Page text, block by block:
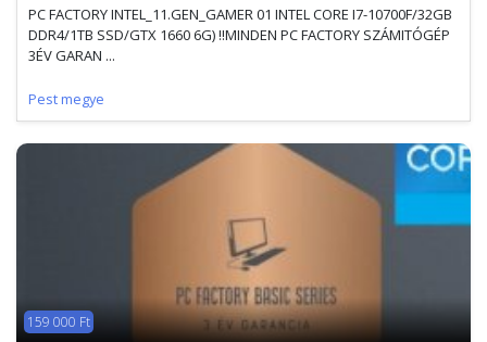
PC FACTORY INTEL_11.GEN_GAMER 01 INTEL CORE I7-10700F/32GB
DDR4/1TB SSD/GTX 1660 6G) !!MINDEN PC FACTORY SZÁMITÓGÉP
3ÉV GARAN ...
Pest megye
159 000 Ft